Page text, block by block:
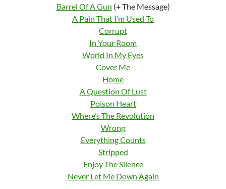
Barrel Of A Gun (+ The Message)
A Pain That I’m Used To
Corrupt
In Your Room
World In My Eyes
Cover Me
Home
A Question Of Lust
Poison Heart
Where’s The Revolution
Wrong
Everything Counts
Stripped
Enjoy The Silence
Never Let Me Down Again